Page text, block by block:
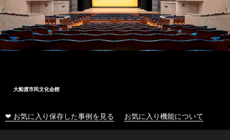
大船渡市民文化会館
❤ お気に入り保存した事例を見る お気に入り機能について